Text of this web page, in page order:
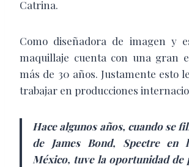
Catrina.
Como diseñadora de imagen y
maquillaje cuenta con una gran
más de 30 años. Justamente esto
trabajar en producciones
Hace algunos años, cuando se
de James Bond, Spectre en
México, tuve la oportunidad de